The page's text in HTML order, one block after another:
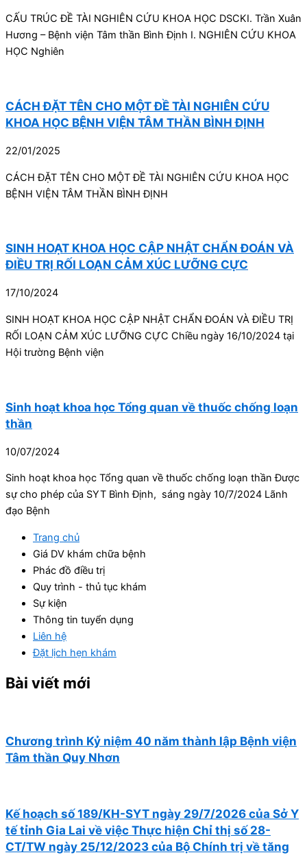
CẤU TRÚC ĐỀ TÀI NGHIÊN CỨU KHOA HỌC DSCKI. Trần Xuân
Hương – Bệnh viện Tâm thần Bình Định I. NGHIÊN CỨU KHOA
HỌC Nghiên
CÁCH ĐẶT TÊN CHO MỘT ĐỀ TÀI NGHIÊN CỨU
KHOA HỌC BỆNH VIỆN TÂM THẦN BÌNH ĐỊNH
22/01/2025
CÁCH ĐẶT TÊN CHO MỘT ĐỀ TÀI NGHIÊN CỨU KHOA HỌC
BỆNH VIỆN TÂM THẦN BÌNH ĐỊNH
SINH HOẠT KHOA HỌC CẬP NHẬT CHẨN ĐOÁN VÀ
ĐIỀU TRỊ RỐI LOẠN CẢM XÚC LƯỠNG CỰC
17/10/2024
SINH HOẠT KHOA HỌC CẬP NHẬT CHẨN ĐOÁN VÀ ĐIỀU TRỊ
RỐI LOẠN CẢM XÚC LƯỠNG CỰC Chiều ngày 16/10/2024 tại
Hội trường Bệnh viện
Sinh hoạt khoa học Tổng quan về thuốc chống loạn
thần
10/07/2024
Sinh hoạt khoa học Tổng quan về thuốc chống loạn thần Được
sự cho phép của SYT Bình Định, sáng ngày 10/7/2024 Lãnh
đạo Bệnh
Trang chủ
Giá DV khám chữa bệnh
Phác đồ điều trị
Quy trình - thủ tục khám
Sự kiện
Thông tin tuyển dụng
Liên hệ
Đặt lịch hẹn khám
Bài viết mới
Chương trình Kỷ niệm 40 năm thành lập Bệnh viện
Tâm thần Quy Nhơn
Kế hoạch số 189/KH-SYT ngày 29/7/2026 của Sở Y
tế tỉnh Gia Lai về việc Thực hiện Chỉ thị số 28-
CT/TW ngày 25/12/2023 của Bộ Chính trị về tăng